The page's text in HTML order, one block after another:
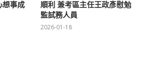
想事成
順利 兼考區主任王政彥慰勉
監試務人員
2026-01-18